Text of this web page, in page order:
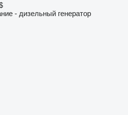
- дизельный генератор